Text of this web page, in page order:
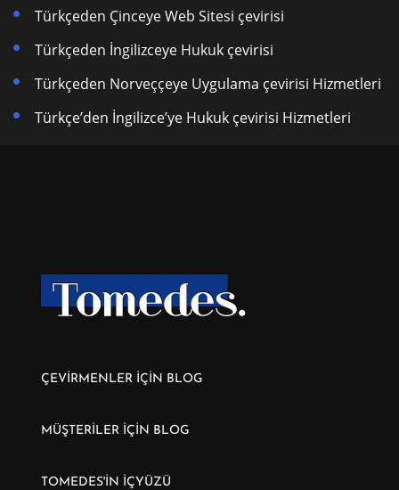
Türkçeden Çinceye Web Sitesi çevirisi
Türkçeden İngilizceye Hukuk çevirisi
Türkçeden Norveççeye Uygulama çevirisi Hizmetleri
Türkçe’den İngilizce’ye Hukuk çevirisi Hizmetleri
ÇEVİRMENLER İÇİN BLOG
MÜŞTERİLER İÇİN BLOG
TOMEDES'İN İÇYÜZÜ